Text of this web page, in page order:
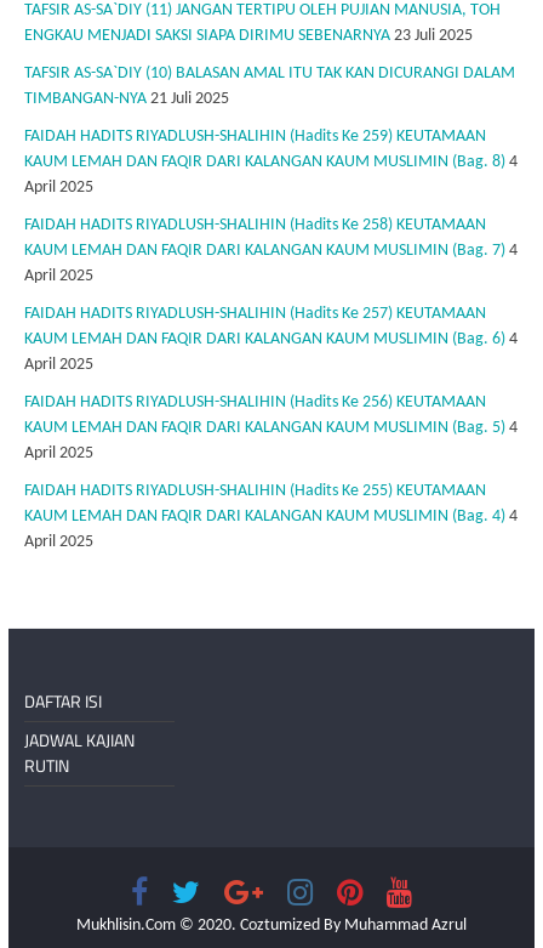
TAFSIR AS-SA`DIY (11) JANGAN TERTIPU OLEH PUJIAN MANUSIA, TOH
ENGKAU MENJADI SAKSI SIAPA DIRIMU SEBENARNYA 23 Juli 2025
TAFSIR AS-SA`DIY (10) BALASAN AMAL ITU TAK KAN DICURANGI DALAM
TIMBANGAN-NYA 21 Juli 2025
FAIDAH HADITS RIYADLUSH-SHALIHIN (Hadits Ke 259) KEUTAMAAN
KAUM LEMAH DAN FAQIR DARI KALANGAN KAUM MUSLIMIN (Bag. 8) 4
April 2025
FAIDAH HADITS RIYADLUSH-SHALIHIN (Hadits Ke 258) KEUTAMAAN
KAUM LEMAH DAN FAQIR DARI KALANGAN KAUM MUSLIMIN (Bag. 7) 4
April 2025
FAIDAH HADITS RIYADLUSH-SHALIHIN (Hadits Ke 257) KEUTAMAAN
KAUM LEMAH DAN FAQIR DARI KALANGAN KAUM MUSLIMIN (Bag. 6) 4
April 2025
FAIDAH HADITS RIYADLUSH-SHALIHIN (Hadits Ke 256) KEUTAMAAN
KAUM LEMAH DAN FAQIR DARI KALANGAN KAUM MUSLIMIN (Bag. 5) 4
April 2025
FAIDAH HADITS RIYADLUSH-SHALIHIN (Hadits Ke 255) KEUTAMAAN
KAUM LEMAH DAN FAQIR DARI KALANGAN KAUM MUSLIMIN (Bag. 4) 4
April 2025
DAFTAR ISI
JADWAL KAJIAN
RUTIN
Mukhlisin.Com © 2020. Coztumized By Muhammad Azrul